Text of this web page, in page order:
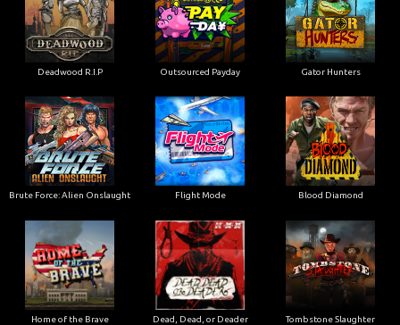
Deadwood R.I.P Outsourced Payday Gator Hunters
Brute Force: Alien Onslaught Flight Mode Blood Diamond
Home of the Brave Dead, Dead, or Deader Tombstone Slaughter